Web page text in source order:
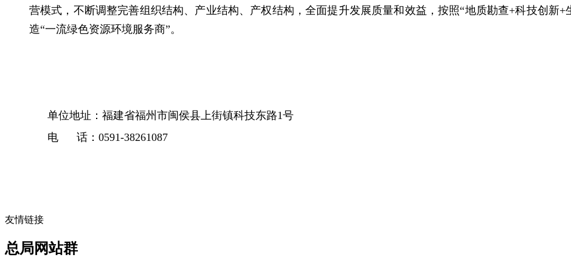
营模式，不断调整完善组织结构、产业结构、产权结构，全面提升发展质量和效益，按照“地质勘查+科技创新+
造“一流绿色资源环境服务商”。
单位地址：福建省福州市闽侯县上街镇科技东路1号
电 话：0591-38261087
友情链接
总局网站群